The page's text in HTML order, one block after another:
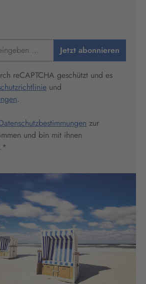
Jetzt abonnieren
reCAPTCHA geschützt und es
und
.
zur
und bin mit ihnen
*